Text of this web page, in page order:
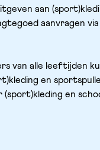
aan
aanvragen
van alle leeftijden
en
en